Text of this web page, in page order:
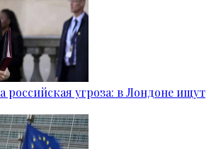
российская угроза: в Лондоне ищут